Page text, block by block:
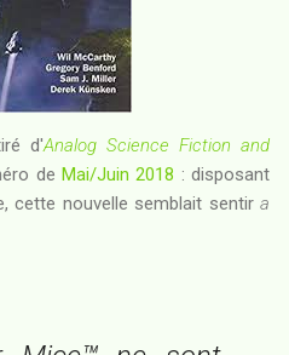
d'Analog Science Fiction and
de Mai/Juin 2018 : disposant
cette nouvelle semblait sentir a